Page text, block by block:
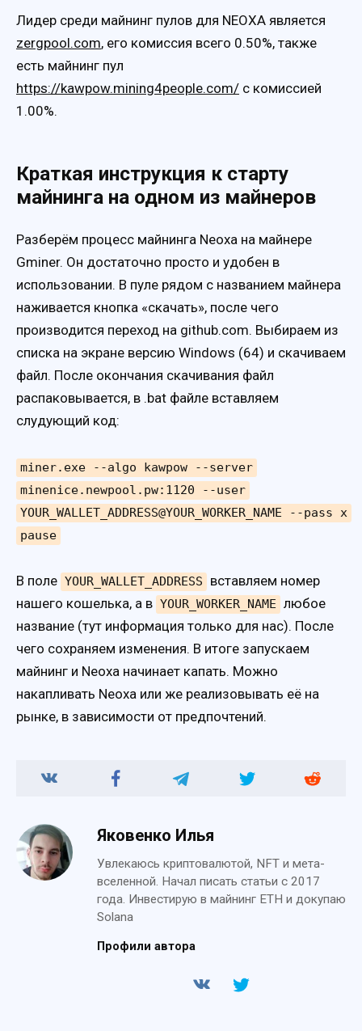
Лидер среди майнинг пулов для NEOXA является
zergpool.com, его комиссия всего 0.50%, также
есть майнинг пул
https://kawpow.mining4people.com/ с комиссией
1.00%.
Краткая инструкция к старту
майнинга на одном из майнеров
Разберём процесс майнинга Neoxa на майнере
Gminer. Он достаточно просто и удобен в
использовании. В пуле рядом с названием майнера
наживается кнопка «скачать», после чего
производится переход на github.com. Выбираем из
списка на экране версию Windows (64) и скачиваем
файл. После окончания скачивания файл
распаковывается, в .bat файле вставляем
слудующий код:
miner.exe --algo kawpow --server
minenice.newpool.pw:1120 --user
YOUR_WALLET_ADDRESS@YOUR_WORKER_NAME --pass x
pause
В поле YOUR_WALLET_ADDRESS
вставляем номер
нашего кошелька, а в YOUR_WORKER_NAME любое
название (тут информация только для нас). После
чего сохраняем изменения. В итоге запускаем
майнинг и Neoxa начинает капать. Можно
накапливать Neoxa или же реализовывать её на
рынке, в зависимости от предпочтений.
Яковенко Илья
Увлекаюсь криптовалютой, NFT и мета-
вселенной. Начал писать статьи с 2017
года. Инвестирую в майнинг ETH и докупаю
Solana
Профили автора